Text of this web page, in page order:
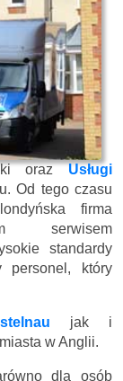
orazUsługi
Od tego czasu
firma
serwisem
standardy
personel, który
jak i
w Anglii.
dla osób